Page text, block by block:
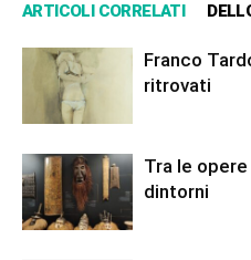
ARTICOLI CORRELATI
Franco
ritrovati
Tra le
dintorni